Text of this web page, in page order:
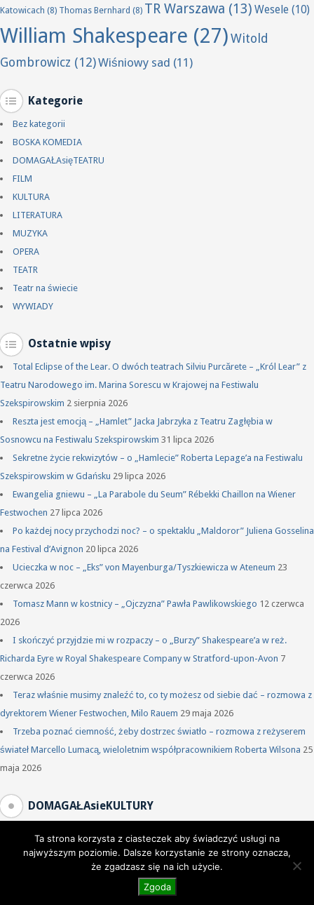
Katowicach (8) Thomas Bernhard (8) TR Warszawa (13) Wesele (10)
William Shakespeare (27)Witold
Gombrowicz (12)Wiśniowy sad (11)
Kategorie
Bez kategorii
BOSKA KOMEDIA
DOMAGAŁAsięTEATRU
FILM
KULTURA
LITERATURA
MUZYKA
OPERA
TEATR
Teatr na świecie
WYWIADY
Ostatnie wpisy
Total Eclipse of the Lear. O dwóch teatrach Silviu Purcărete – „Król Lear” z
Teatru Narodowego im. Marina Sorescu w Krajowej na Festiwalu
Szekspirowskim 2 sierpnia 2026
Reszta jest emocją – „Hamlet” Jacka Jabrzyka z Teatru Zagłębia w
Sosnowcu na Festiwalu Szekspirowskim 31 lipca 2026
Sekretne życie rekwizytów – o „Hamlecie” Roberta Lepage’a na Festiwalu
Szekspirowskim w Gdańsku 29 lipca 2026
Ewangelia gniewu – „La Parabole du Seum” Rébekki Chaillon na Wiener
Festwochen 27 lipca 2026
Po każdej nocy przychodzi noc? – o spektaklu „Maldoror” Juliena Gosselina
na Festival d’Avignon 20 lipca 2026
Ucieczka w noc – „Eks” von Mayenburga/Tyszkiewicza w Ateneum 23
czerwca 2026
Tomasz Mann w kostnicy – „Ojczyzna” Pawła Pawlikowskiego 12 czerwca
2026
I skończyć przyjdzie mi w rozpaczy – o „Burzy” Shakespeare’a w reż.
Richarda Eyre w Royal Shakespeare Company w Stratford-upon-Avon 7
czerwca 2026
Teraz właśnie musimy znaleźć to, co ty możesz od siebie dać – rozmowa z
dyrektorem Wiener Festwochen, Milo Rauem 29 maja 2026
Trzeba poznać ciemność, żeby dostrzec światło – rozmowa z reżyserem
świateł Marcello Lumacą, wieloletnim współpracownikiem Roberta Wilsona 25
maja 2026
DOMAGAŁAsieKULTURY
Ta strona korzysta z ciasteczek aby świadczyć usługi na
najwyższym poziomie. Dalsze korzystanie ze strony oznacza,
że zgadzasz się na ich użycie.
Zgoda